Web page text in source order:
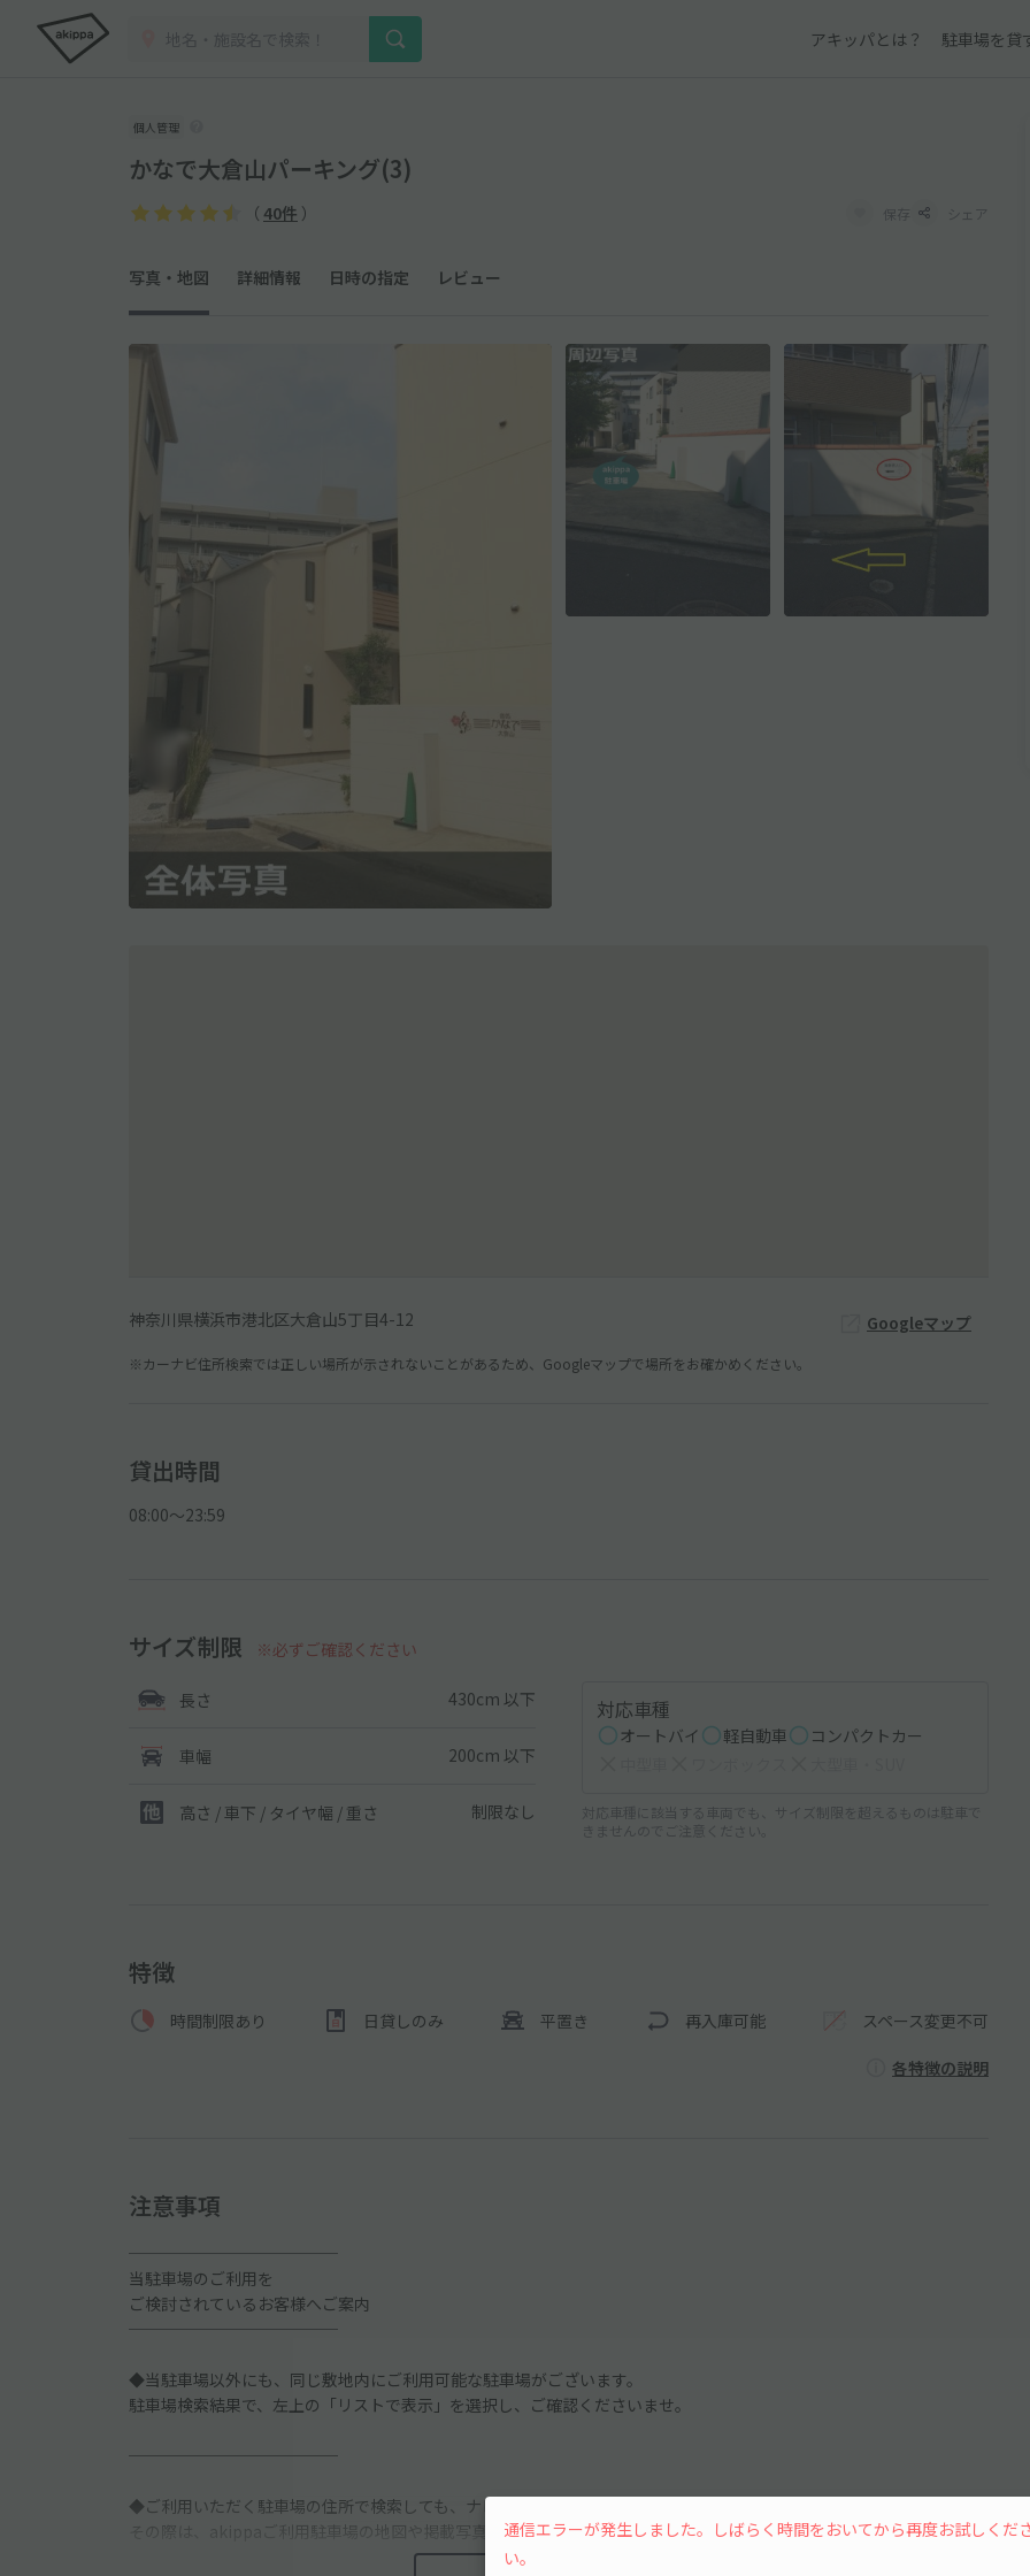
アキッパとは？ 駐車場を貸
個人管理
かなで大倉山パーキング(3)
（ 40件 ） 保存 シェア
写真・地図 詳細情報 日時の指定 レビュー
神奈川県横浜市港北区大倉山5丁目4-12 Googleマップ
※カーナビ住所検索では正しい場所が示されないことがあるため、Googleマップで場所をお確かめください。
貸出時間
08:00〜23:59
サイズ制限 ※必ずご確認ください
長さ 430cm 以下
車幅 200cm 以下
高さ / 車下 / タイヤ幅 / 重さ 制限なし
対応車種
オートバイ 軽自動車
コンパクトカー
対応車種に該当する車両でも、サイズ制限を超えるものは駐車で
きませんのでご注意ください。
特徴
時間制限あり 日貸しのみ 平置き 再入庫可能 スペース変更不可
各特徴の説明
注意事項
─────────────
当駐車場のご利用を
ご検討されているお客様へご案内
─────────────
◆当駐車場以外にも、同じ敷地内にご利用可能な駐車場がございます。
駐車場検索結果で、左上の「リストで表示」を選択し、ご確認くださいませ。
─────────────
◆ご利用いただく駐車場の住所で検索しても、ナビやグーグルマップでは正式に表示されない可能性がございます。
その際は、akippaご利用駐車場の地図や掲載写真を必ずご確認ください。通信エラーが発生しました。しばらく時間をおいてから再度お試しくだ
い。